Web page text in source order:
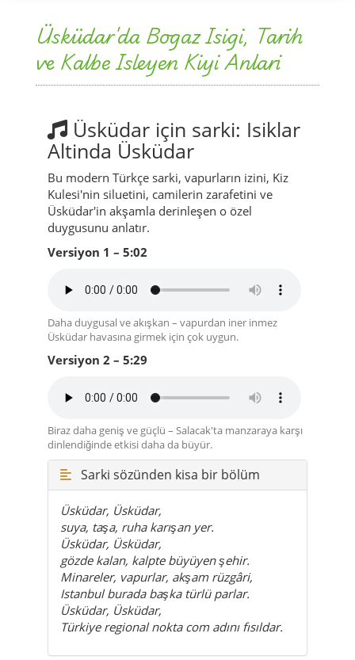
Üsküdar için sarki: Isiklar
Altinda Üsküdar
Üsküdar'in akşamla derinleşen o özel
duygusunu anlatır.
Versiyon 1 – 5:02
Daha duygusal ve akışkan – vapurdan iner inmez
Üsküdar havasına girmek için çok uygun.
Biraz daha geniş ve güçlü – Salacak'ta manzaraya karşı
dinlendiğinde etkisi daha da büyür.
Sarki sözünden kisa bir bölüm
Üsküdar, Üsküdar,
suya, taşa, ruha karışan yer.
Üsküdar, Üsküdar,
gözde kalan, kalpte büyüyen şehir.
Minareler, vapurlar, akşam rüzgâri,
Istanbul burada başka türlü parlar.
Üsküdar, Üsküdar,
Türkiye regional nokta com adını fısıldar.
Not:TurkeyRegional'de her sayfada o yerin
ruhunu hissettiren özel bir KI sarkısı bulunur.
Böylece gezi fikri sadece metinle değil, müzikle